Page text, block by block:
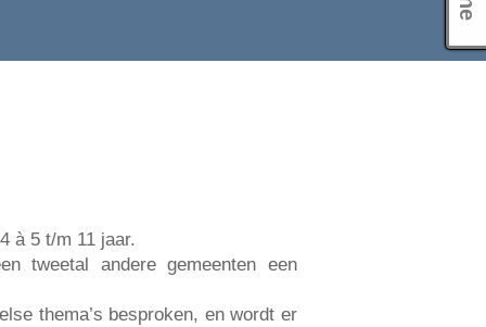
à 5 t/m 11 jaar.
tweetal andere gemeenten een
thema’s besproken, en wordt er